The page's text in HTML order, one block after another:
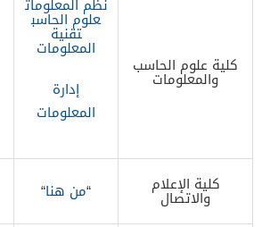
كلية علوم الحاسب
والمعلومات
​نظم المعلومات
​
علوم الحاسب
تقنية
المعلومات
​​إدارة
المعلومات​
كلية الإعلام
والاتصال​ “من هنا“